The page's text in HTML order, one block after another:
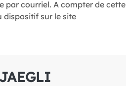
par courriel. A compter de cette
dispositif sur le site
JAEGLI